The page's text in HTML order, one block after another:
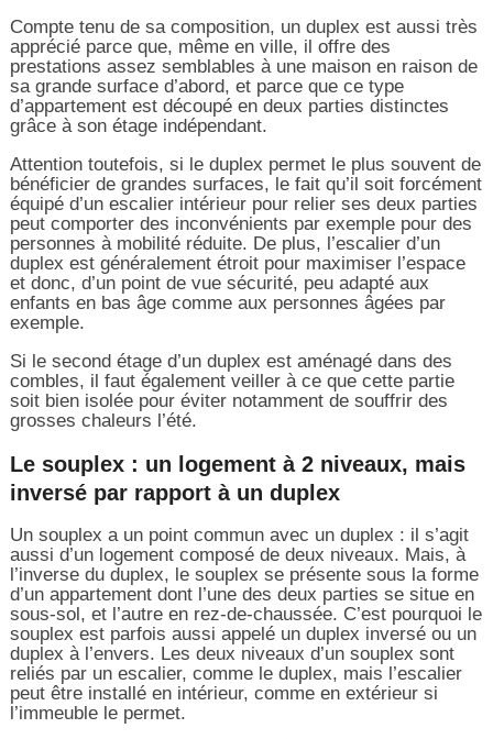
Compte tenu de sa composition, un duplex est aussi très
apprécié parce que, même en ville, il offre des
prestations assez semblables à une maison en raison de
sa grande surface d’abord, et parce que ce type
d’appartement est découpé en deux parties distinctes
grâce à son étage indépendant.
Attention toutefois, si le duplex permet le plus souvent de
bénéficier de grandes surfaces, le fait qu’il soit forcément
équipé d’un escalier intérieur pour relier ses deux parties
peut comporter des inconvénients par exemple pour des
personnes à mobilité réduite. De plus, l’escalier d’un
duplex est généralement étroit pour maximiser l’espace
et donc, d’un point de vue sécurité, peu adapté aux
enfants en bas âge comme aux personnes âgées par
exemple.
Si le second étage d’un duplex est aménagé dans des
combles, il faut également veiller à ce que cette partie
soit bien isolée pour éviter notamment de souffrir des
grosses chaleurs l’été.
Le souplex : un logement à 2 niveaux, mais
inversé par rapport à un duplex
Un souplex a un point commun avec un duplex : il s’agit
aussi d’un logement composé de deux niveaux. Mais, à
l’inverse du duplex, le souplex se présente sous la forme
d’un appartement dont l’une des deux parties se situe en
sous-sol, et l’autre en rez-de-chaussée. C’est pourquoi le
souplex est parfois aussi appelé un duplex inversé ou un
duplex à l’envers. Les deux niveaux d’un souplex sont
reliés par un escalier, comme le duplex, mais l’escalier
peut être installé en intérieur, comme en extérieur si
l’immeuble le permet.